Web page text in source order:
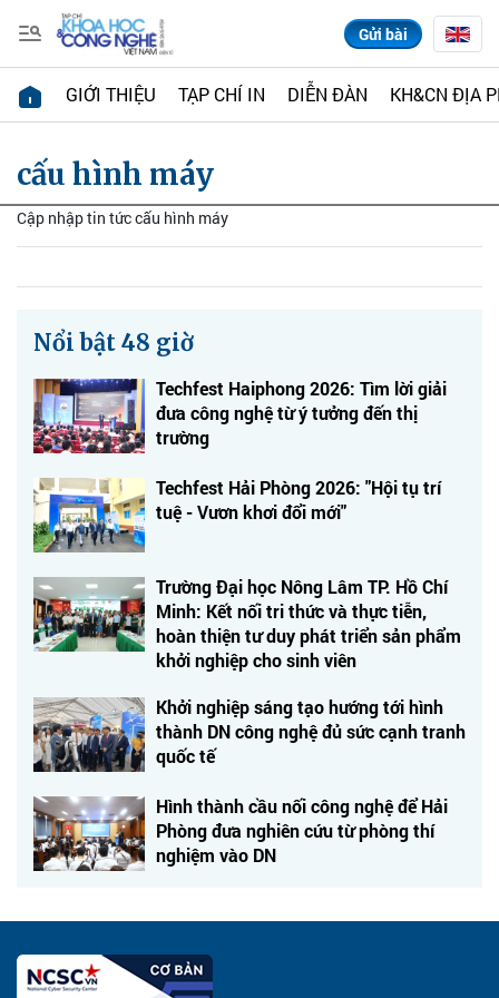
Gửi bài
GIỚI THIỆU TẠP CHÍ IN DIỄN ĐÀN KH&CN ĐỊA
cấu hình máy
Cập nhập tin tức cấu hình máy
Nổi bật 48 giờ
Techfest Haiphong 2026: Tìm lời giải
đưa công nghệ từ ý tưởng đến thị
trường
Techfest Hải Phòng 2026: "Hội tụ trí
tuệ - Vươn khơi đổi mới"
Trường Đại học Nông Lâm TP. Hồ Chí
Minh: Kết nối tri thức và thực tiễn,
hoàn thiện tư duy phát triển sản phẩm
khởi nghiệp cho sinh viên
Khởi nghiệp sáng tạo hướng tới hình
thành DN công nghệ đủ sức cạnh tranh
quốc tế
Hình thành cầu nối công nghệ để Hải
Phòng đưa nghiên cứu từ phòng thí
nghiệm vào DN